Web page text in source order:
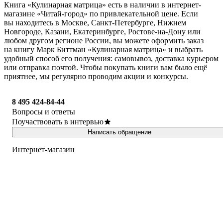
Книга «Кулинарная матрица» есть в наличии в интернет-
магазине «Читай-город» по привлекательной цене. Если
вы находитесь в Москве, Санкт-Петербурге, Нижнем
Новгороде, Казани, Екатеринбурге, Ростове-на-Дону или
любом другом регионе России, вы можете оформить заказ
на книгу Марк Биттман «Кулинарная матрица» и выбрать
удобный способ его получения: самовывоз, доставка курьером
или отправка почтой. Чтобы покупать книги вам было ещё
приятнее, мы регулярно проводим акции и конкурсы.
8 495 424-84-44
Вопросы и ответы
Поучаствовать в интервью
Написать обращение
Интернет-магазин